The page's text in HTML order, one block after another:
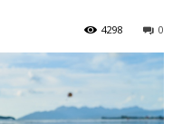
0
4298